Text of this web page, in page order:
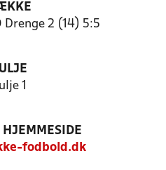
Drenge 2 (14) 5:5
1
HJEMMESIDE
fodbold.dk